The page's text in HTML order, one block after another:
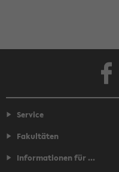
Service
Fakultäten
Informationen für ...